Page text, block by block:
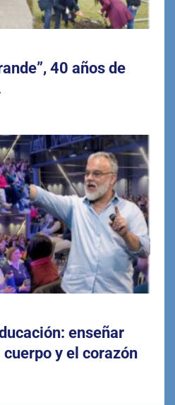
40 años de
enseñar
y el corazón